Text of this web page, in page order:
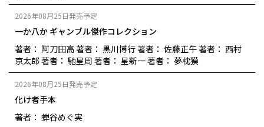
2026年08月25日発売予定
一か八か ギャンブル傑作コレクション
著者： 阿刀田高著者： 黒川博行著者： 佐藤正午著者： 西村
京太郎 著者： 馳星周 著者： 星新一著者： 夢枕獏
2026年08月25日発売予定
化け者手本
著者： 蝉谷めぐ実